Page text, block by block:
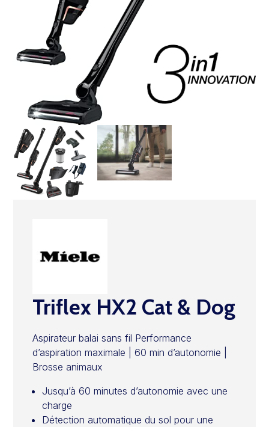
Triflex HX2 Cat & Dog
Aspirateur balai sans fil Performance
d’aspiration maximale | 60 min d’autonomie |
Brosse animaux
Jusqu’à 60 minutes d’autonomie avec une
charge
Détection automatique du sol pour une